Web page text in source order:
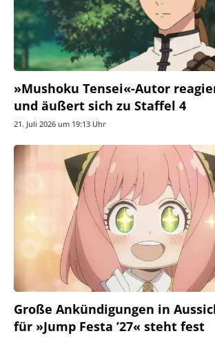
»Mushoku Tensei«-Autor
und äußert sich zu Staffel 4
21. Juli 2026 um 19:13 Uhr
Große Ankündigungen in
für »Jump Festa ’27« steht fest